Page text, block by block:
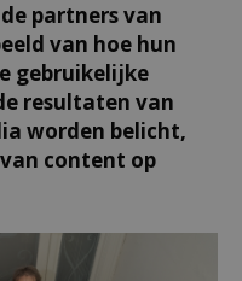
partners van
van hoe hun
gebruikelijke
resultaten van
worden belicht,
content op